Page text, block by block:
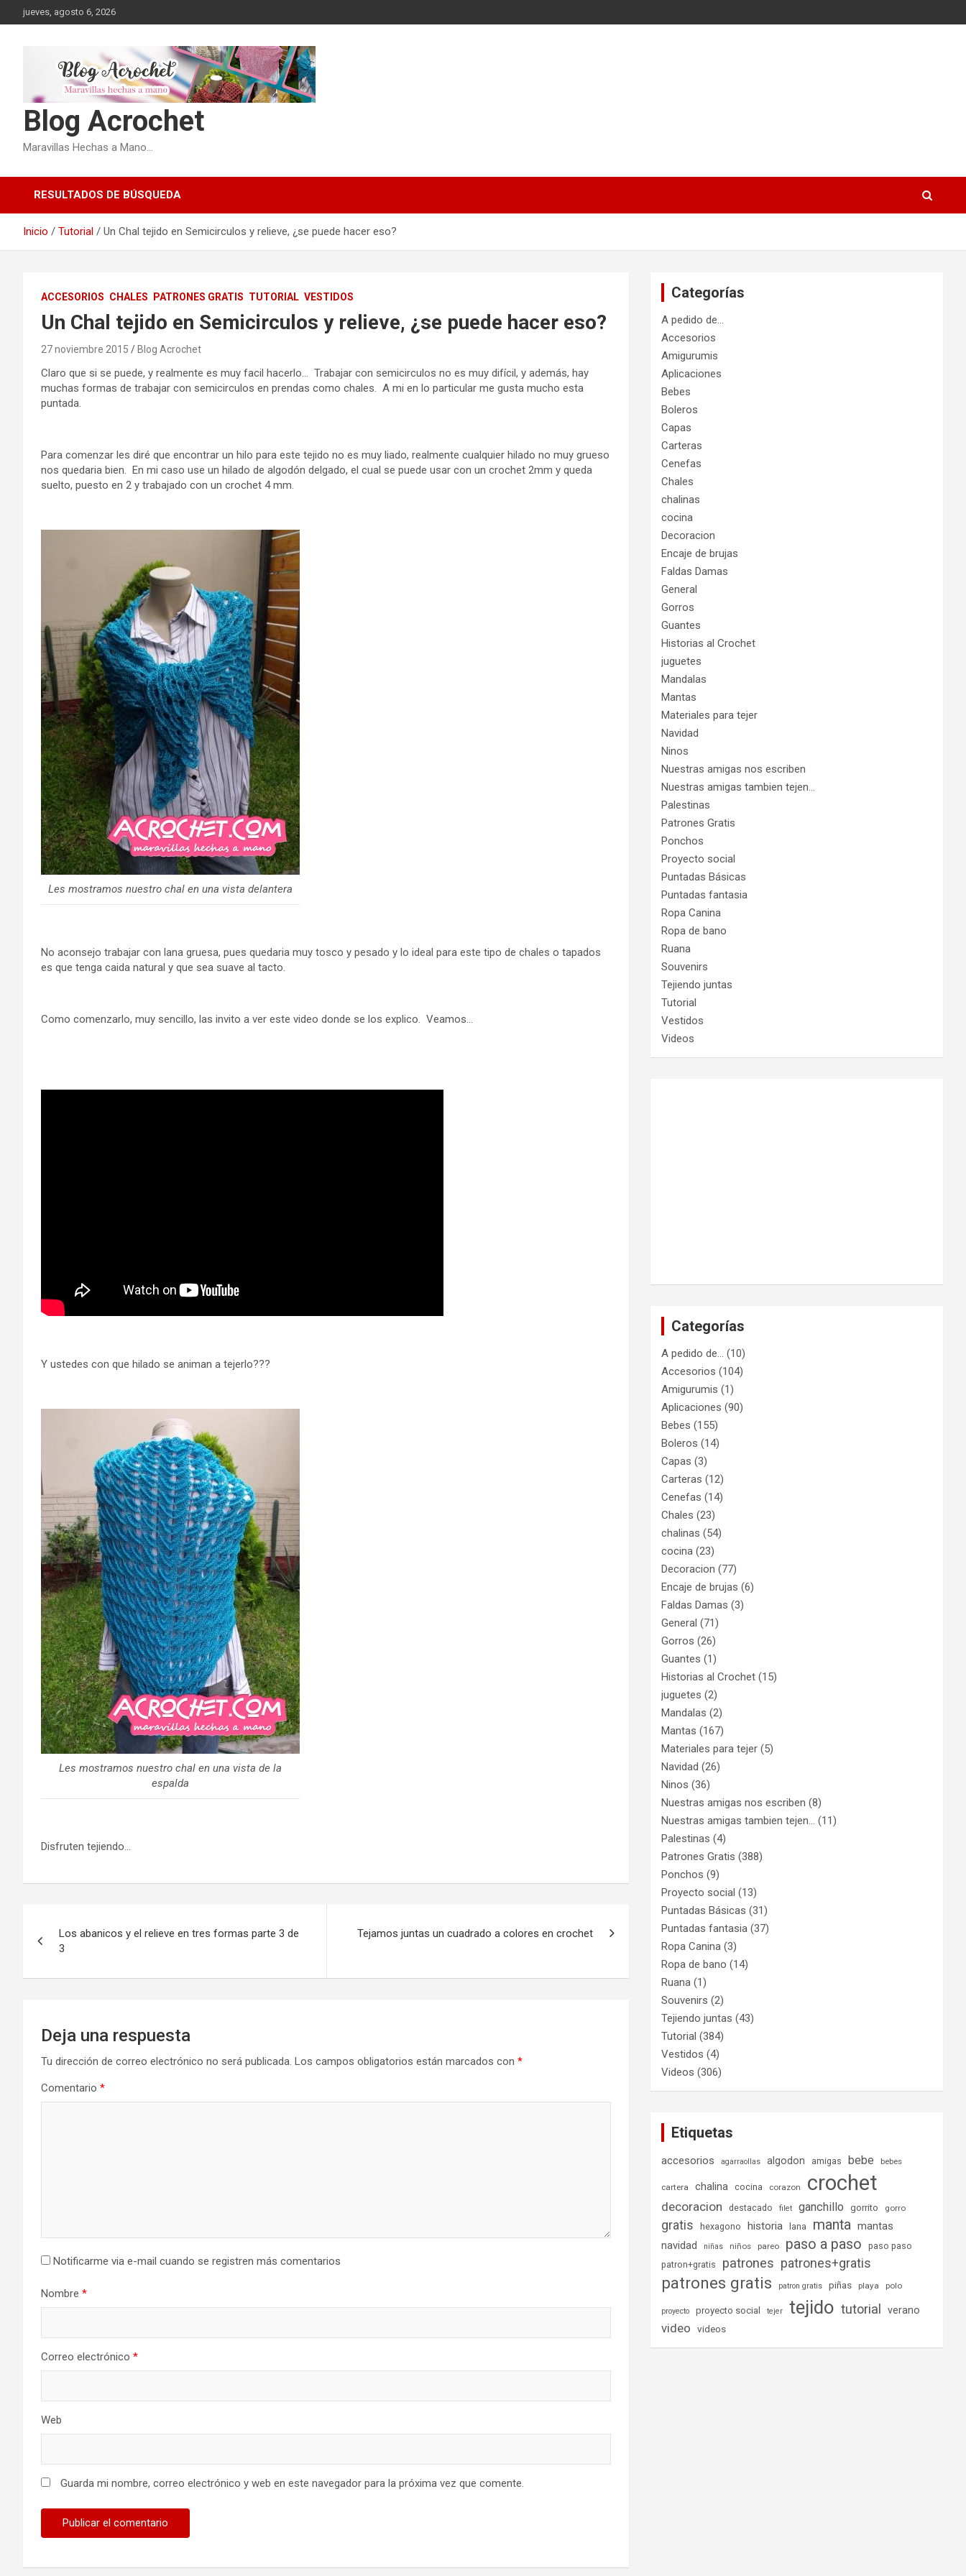
Saltar
al
jueves, agosto 6, 2026
Blog Acrochet
Maravillas Hechas a Mano…
RESULTADOS DE BÚSQUEDA
Inicio Tutorial Un Chal tejido en Semicirculos y relieve, ¿se puede hacer eso?
ACCESORIOS CHALES PATRONES GRATIS TUTORIAL VESTIDOS
Un Chal tejido en Semicirculos y relieve, ¿se puede hacer eso?
27 noviembre 2015 Blog Acrochet
Claro que si se puede, y realmente es muy facil hacerlo… Trabajar con semicirculos no es muy difícil, y además, hay
muchas formas de trabajar con semicirculos en prendas como chales. A mi en lo particular me gusta mucho esta
puntada.
Para comenzar les diré que encontrar un hilo para este tejido no es muy liado, realmente cualquier hilado no muy grueso
nos quedaria bien. En mi caso use un hilado de algodón delgado, el cual se puede usar con un crochet 2mm y queda
suelto, puesto en 2 y trabajado con un crochet 4 mm.
Les mostramos nuestro chal en una vista delantera
No aconsejo trabajar con lana gruesa, pues quedaria muy tosco y pesado y lo ideal para este tipo de chales o tapados
es que tenga caida natural y que sea suave al tacto.
Como comenzarlo, muy sencillo, las invito a ver este video donde se los explico. Veamos…
Y ustedes con que hilado se animan a tejerlo???
Les mostramos nuestro chal en una vista de la
espalda
Disfruten tejiendo…
de
entradas
Los abanicos y el relieve en tres formas parte 3 de
3
Tejamos juntas un cuadrado a colores en crochet
Deja una respuesta
Tu dirección de correo electrónico no será publicada. Los campos obligatorios están marcados con *
Comentario *
Notificarme via e-mail cuando se registren más comentarios
Nombre *
Correo electrónico *
Web
Guarda mi nombre, correo electrónico y web en este navegador para la próxima vez que comente.
Categorías
A pedido de…
Accesorios
Amigurumis
Aplicaciones
Bebes
Boleros
Capas
Carteras
Cenefas
Chales
chalinas
cocina
Decoracion
Encaje de brujas
Faldas Damas
General
Gorros
Guantes
Historias al Crochet
juguetes
Mandalas
Mantas
Materiales para tejer
Navidad
Ninos
Nuestras amigas nos escriben
Nuestras amigas tambien tejen…
Palestinas
Patrones Gratis
Ponchos
Proyecto social
Puntadas Básicas
Puntadas fantasia
Ropa Canina
Ropa de bano
Ruana
Souvenirs
Tejiendo juntas
Tutorial
Vestidos
Videos
Categorías
A pedido de… (10)
Accesorios (104)
Amigurumis (1)
Aplicaciones (90)
Bebes (155)
Boleros (14)
Capas (3)
Carteras (12)
Cenefas (14)
Chales (23)
chalinas (54)
cocina (23)
Decoracion (77)
Encaje de brujas (6)
Faldas Damas (3)
General (71)
Gorros (26)
Guantes (1)
Historias al Crochet (15)
juguetes (2)
Mandalas (2)
Mantas (167)
Materiales para tejer (5)
Navidad (26)
Ninos (36)
Nuestras amigas nos escriben (8)
Nuestras amigas tambien tejen… (11)
Palestinas (4)
Patrones Gratis (388)
Ponchos (9)
Proyecto social (13)
Puntadas Básicas (31)
Puntadas fantasia (37)
Ropa Canina (3)
Ropa de bano (14)
Ruana (1)
Souvenirs (2)
Tejiendo juntas (43)
Tutorial (384)
Vestidos (4)
Videos (306)
Etiquetas
accesorios agarraollas algodon amigas bebe bebes
cartera chalina cocina corazon crochet
decoracion destacado filet ganchillo gorrito gorro
gratis hexagono historia lana manta mantas
navidad
niñas niños pareo paso a paso
paso paso
patron+gratis
patrones patrones+gratis
patrones gratis patron gratis piñas playa polo
proyecto proyecto social tejer tejido tutorial verano
video videos